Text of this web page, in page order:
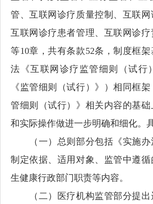
管、互联网诊疗质量控制、互联网
互联网诊疗患者管理、互联网诊疗
等10章，共有条款52条，制度框
法《互联网诊疗监管细则（试行
《监管细则（试行）》）相同框
管细则（试行）》相关内容的基
和实际操作做进一步明确和细化。
（一）总则部分包括《实施办
制定依据、适用对象、监管中遵
生健康行政部门职责等内容。
（二）医疗机构监管部分提出